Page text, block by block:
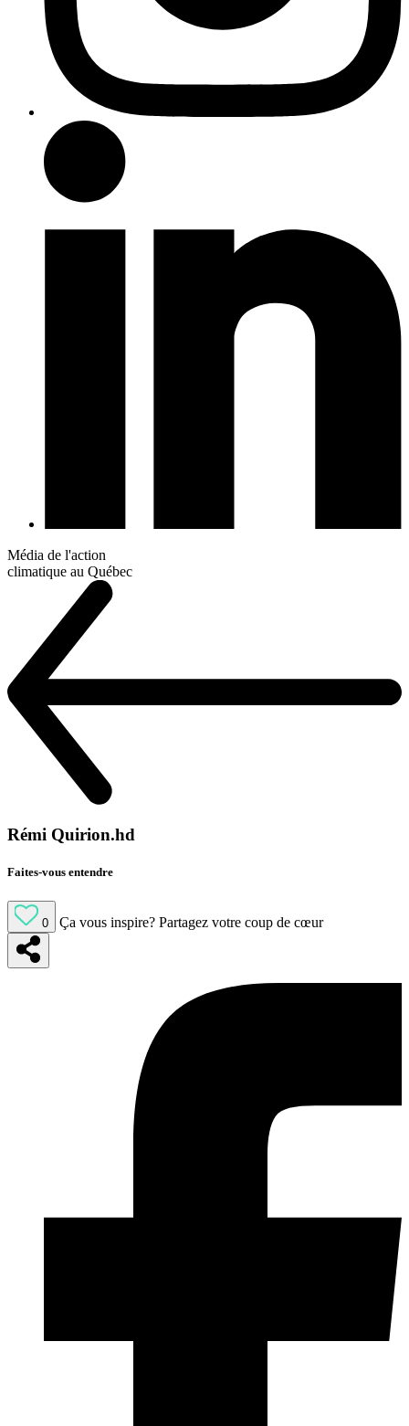
Média de l'action
climatique au Québec
Rémi Quirion.hd
Faites-vous entendre
0 Ça vous inspire? Partagez votre coup de cœur